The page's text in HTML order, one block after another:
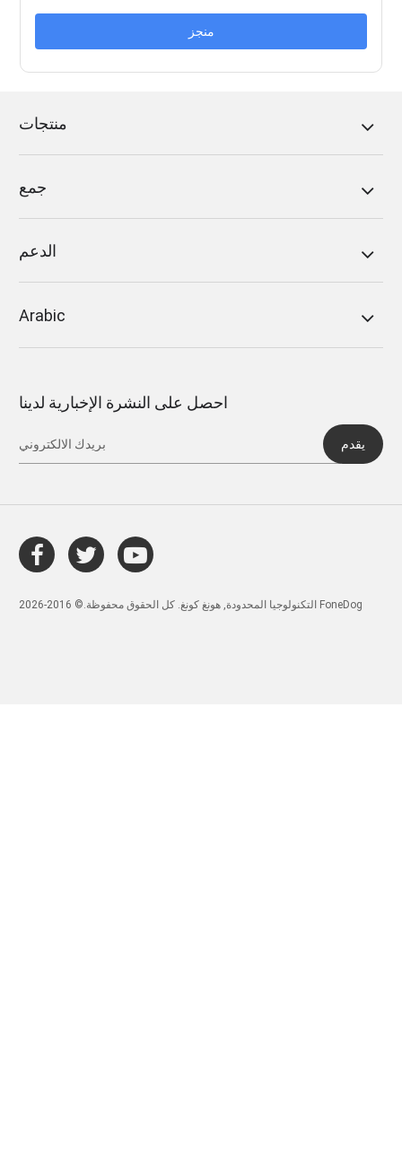
منجز
منتجات
جمع
الدعم
Arabic
احصل على النشرة الإخبارية لدينا
يقدم
التكنولوجيا المحدودة, هونغ كونغ. كل الحقوق محفوظة.© 2016-2026 FoneDog